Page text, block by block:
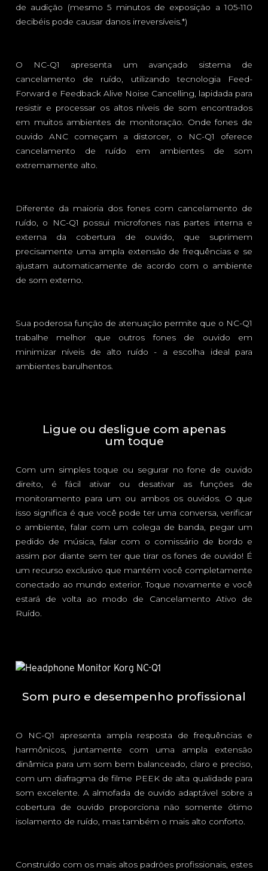
de audição (mesmo 5 minutos de exposição a 105-110
decibéis pode causar danos irreversíveis.*)
O NC-Q1 apresenta um avançado sistema de
cancelamento de ruído, utilizando tecnologia Feed-
Forward e Feedback Alive Noise Cancelling, lapidada para
resistir e processar os altos níveis de som encontrados
em muitos ambientes de monitoração. Onde fones de
ouvido ANC começam a distorcer, o NC-Q1 oferece
cancelamento de ruído em ambientes de som
extremamente alto.
Diferente da maioria dos fones com cancelamento de
ruído, o NC-Q1 possui microfones nas partes interna e
externa da cobertura de ouvido, que suprimem
precisamente uma ampla extensão de frequências e se
ajustam automaticamente de acordo com o ambiente
de som externo.
Sua poderosa função de atenuação permite que o NC-Q1
trabalhe melhor que outros fones de ouvido em
minimizar níveis de alto ruído - a escolha ideal para
ambientes barulhentos.
Ligue ou desligue com apenas
um toque
Com um simples toque ou segurar no fone de ouvido
direito, é fácil ativar ou desativar as funções de
monitoramento para um ou ambos os ouvidos. O que
isso significa é que você pode ter uma conversa, verificar
o ambiente, falar com um colega de banda, pegar um
pedido de música, falar com o comissário de bordo e
assim por diante sem ter que tirar os fones de ouvido! É
um recurso exclusivo que mantém você completamente
conectado ao mundo exterior. Toque novamente e você
estará de volta ao modo de Cancelamento Ativo de
Ruído.
Som puro e desempenho profissional
O NC-Q1 apresenta ampla resposta de frequências e
harmônicos, juntamente com uma ampla extensão
dinâmica para um som bem balanceado, claro e preciso,
com um diafragma de filme PEEK de alta qualidade para
som excelente. A almofada de ouvido adaptável sobre a
cobertura de ouvido proporciona não somente ótimo
isolamento de ruído, mas também o mais alto conforto.
Construído com os mais altos padrões profissionais, estes